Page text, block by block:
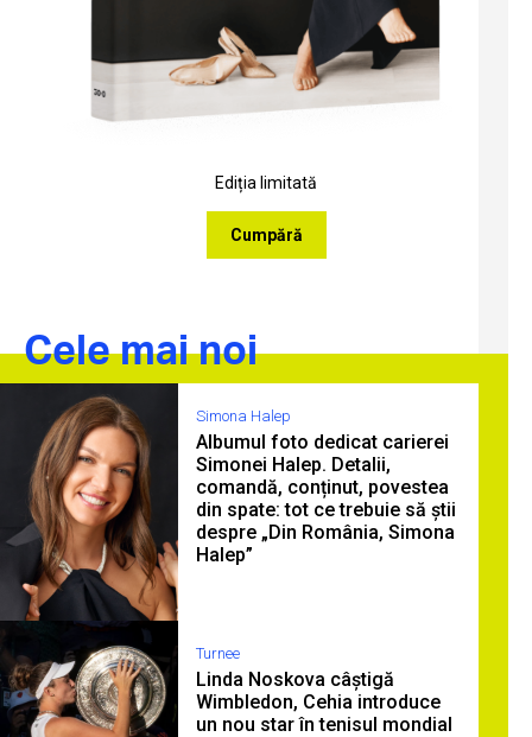
Ediția limitată
Cumpără
Cele mai noi
Simona Halep
Albumul foto dedicat carierei
Simonei Halep. Detalii,
comandă, conținut, povestea
din spate: tot ce trebuie să știi
despre „Din România, Simona
Halep”
Turnee
Linda Noskova câștigă
Wimbledon, Cehia introduce
un nou star în tenisul mondial